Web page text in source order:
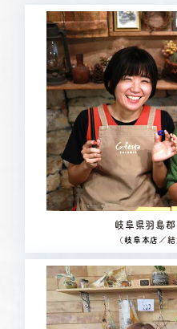
岐阜県羽島郡
（岐阜本店 ／結